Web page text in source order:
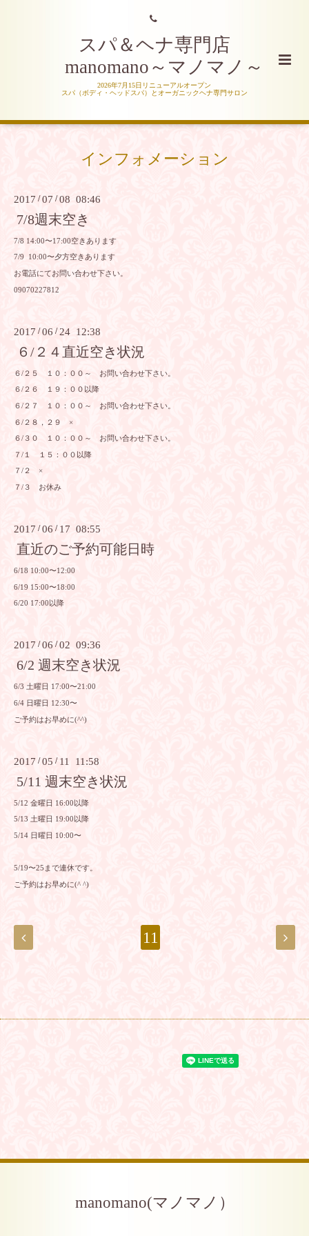
スパ＆ヘナ専門店
manomano～マノマノ～
2026年7月15日リニューアルオープン
スパ（ボディ・ヘッドスパ）とオーガニックヘナ専門サロン
インフォメーション
2017 /07 /08 08:46
7/8週末空き
7/8 14:00〜17:00空きあります
7/9 10:00〜夕方空きあります
お電話にてお問い合わせ下さい。
09070227812
2017 /06 /24 12:38
６/２４直近空き状況
６/２５ １０：００～ お問い合わせ下さい。
６/２６ １９：００以降
６/２７ １０：００～ お問い合わせ下さい。
６/２８，２９ ×
６/３０ １０：００～ お問い合わせ下さい。
７/１ １５：００以降
７/２ ×
７/３ お休み
2017 /06 / 17 08:55
直近のご予約可能日時
6/18 10:00〜12:00
6/19 15:00〜18:00
6/20 17:00以降
2017 /06 /02 09:36
6/2 週末空き状況
6/3 土曜日 17:00〜21:00
6/4 日曜日 12:30〜
ご予約はお早めに(^^)
2017 /05 / 11 11:58
5/11 週末空き状況
5/12 金曜日 16:00以降
5/13 土曜日 19:00以降
5/14 日曜日 10:00〜
5/19〜25まで連休です。
ご予約はお早めに(^ ^)
11
manomano(マノマノ）